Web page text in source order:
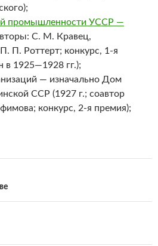
промышленности УССР —
С. М. Кравец,
П. Роттерт; конкурс, 1-я
в 1925—1928 гг.);
— изначально Дом
ССР (1927 г.; соавтор
конкурс, 2-я премия);